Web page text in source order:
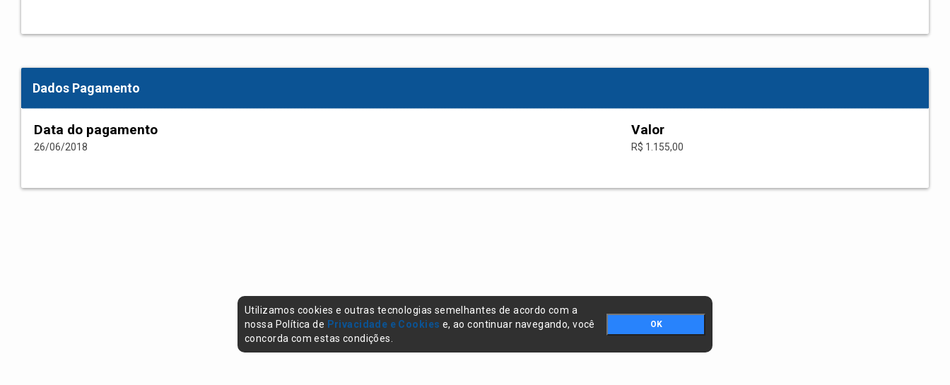
Dados Pagamento
Data do pagamento
26/06/2018
Valor
R$ 1.155,00
Utilizamos cookies e outras tecnologias semelhantes de acordo com a
nossa Política de Privacidade e Cookies e, ao continuar navegando, você
concorda com estas condições.
OK